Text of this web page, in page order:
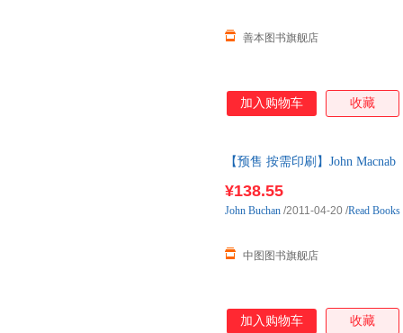
善本图书旗舰店
加入购物车 收藏
【预售 按需印刷】John Macnab
¥138.55
中图图书旗舰店
John Buchan /2011-04-20 /Read Books
加入购物车 收藏